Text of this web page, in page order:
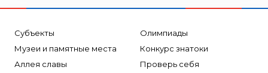
Субъекты
Музеи и памятные места
Аллея славы
Олимпиады
Конкурс знатоки
Проверь себя